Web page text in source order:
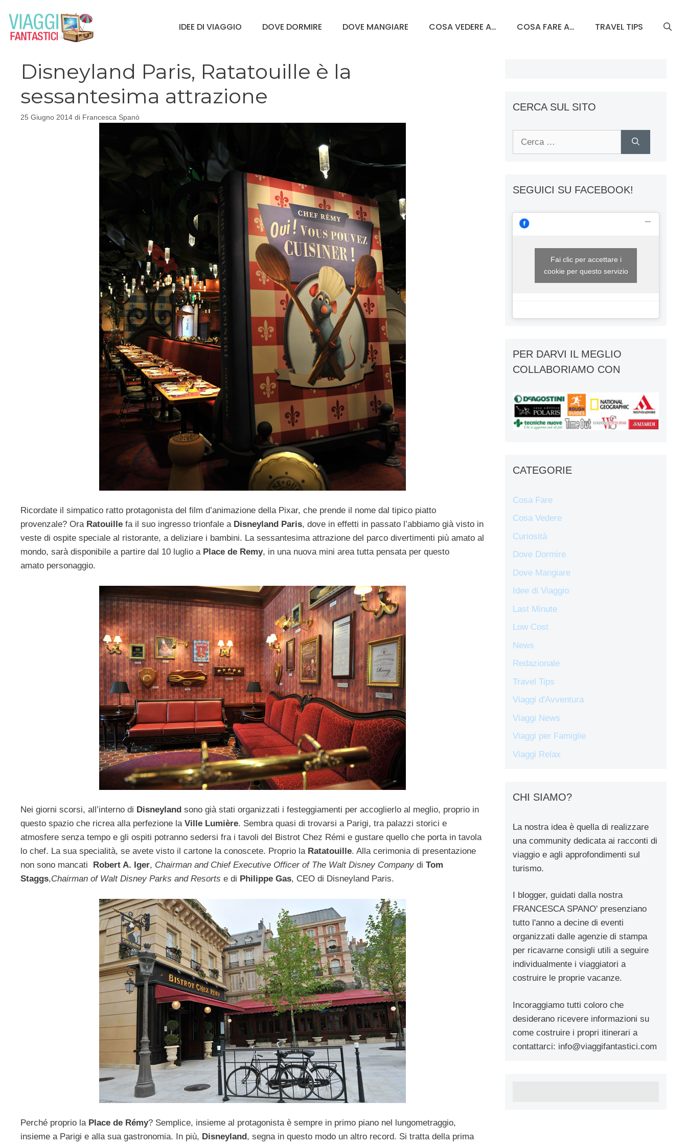
contenuto
IDEE DI VIAGGIO DOVE DORMIRE DOVE MANGIARE COSA VEDERE A… COSA FARE A… TRAVEL TIPS
Disneyland Paris, Ratatouille è la
sessantesima attrazione
25 Giugno 2014 di Francesca Spanò
Ricordate il simpatico ratto protagonista del film d’animazione della Pixar, che prende il nome dal tipico piatto
provenzale? Ora Ratouille fa il suo ingresso trionfale a Disneyland Paris, dove in effetti in passato l’abbiamo già visto in
veste di ospite speciale al ristorante, a deliziare i bambini. La sessantesima attrazione del parco divertimenti più amato al
mondo, sarà disponibile a partire dal 10 luglio a Place de Remy, in una nuova mini area tutta pensata per questo
amato personaggio.
Nei giorni scorsi, all’interno di Disneyland sono già stati organizzati i festeggiamenti per accoglierlo al meglio, proprio in
questo spazio che ricrea alla perfezione la Ville Lumière. Sembra quasi di trovarsi a Parigi, tra palazzi storici e
atmosfere senza tempo e gli ospiti potranno sedersi fra i tavoli del Bistrot Chez Rémi e gustare quello che porta in tavola
lo chef. La sua specialità, se avete visto il cartone la conoscete. Proprio la Ratatouille. Alla cerimonia di presentazione
non sono mancati
Robert A. Iger, Chairman and Chief Executive Officer of The Walt Disney Company di Tom
Staggs,Chairman of Walt Disney Parks and Resorts e di Philippe Gas, CEO di Disneyland Paris.
Perché proprio la Place de Rémy? Semplice, insieme al protagonista è sempre in primo piano nel lungometraggio,
insieme a Parigi e alla sua gastronomia. In più, Disneyland , segna in questo modo un altro record. Si tratta della prima
CERCA SUL SITO
SEGUICI SU FACEBOOK!
Fai clic per accettare i
cookie per questo servizio
PER DARVI IL MEGLIO
COLLABORIAMO CON
CATEGORIE
Cosa Fare
Cosa Vedere
Curiosità
Dove Dormire
Dove Mangiare
Idee di Viaggio
Last Minute
Low Cost
News
Redazionale
Travel Tips
Viaggi d'Avventura
Viaggi News
Viaggi per Famiglie
Viaggi Relax
CHI SIAMO?
La nostra idea è quella di realizzare
una community dedicata ai racconti di
viaggio e agli approfondimenti sul
turismo.
I blogger, guidati dalla nostra
FRANCESCA SPANO' presenziano
tutto l'anno a decine di eventi
organizzati dalle agenzie di stampa
per ricavarne consigli utili a seguire
individualmente i viaggiatori a
costruire le proprie vacanze.
Incoraggiamo tutti coloro che
desiderano ricevere informazioni su
come costruire i propri itinerari a
contattarci: info@viaggifantastici.com